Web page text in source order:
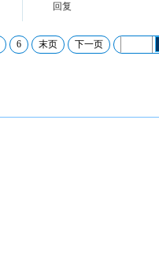
回复
6 末页 下一页